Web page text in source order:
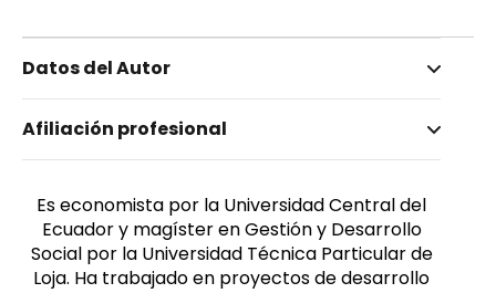
Datos del Autor
Guerrero Villegas, Wilma Matilde
Afiliación profesional
Es economista por la Universidad Central del
Ecuador y magíster en Gestión y Desarrollo
Social por la Universidad Técnica Particular de
Loja. Ha trabajado en proyectos de desarrollo